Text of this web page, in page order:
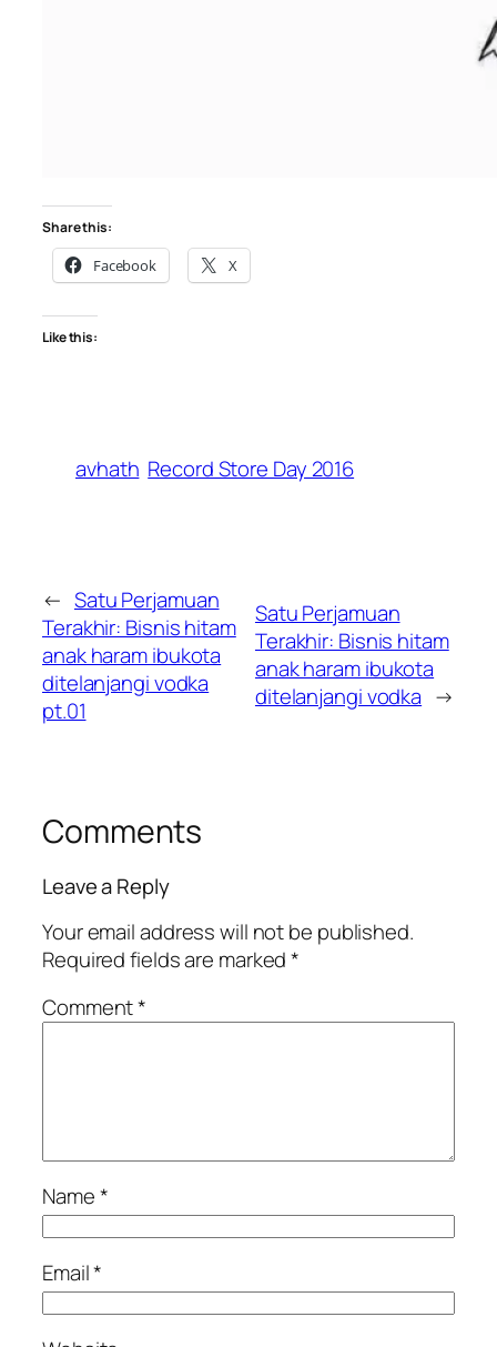
Share this:
Facebook X
Like this:
avhath Record Store Day 2016
← Satu Perjamuan
Terakhir: Bisnis hitam
anak haram ibukota
ditelanjangi vodka
pt.01
Satu Perjamuan
Terakhir: Bisnis hitam
anak haram ibukota
ditelanjangi vodka →
Comments
Leave a Reply
Your email address will not be published.
Required fields are marked*
Comment*
Name*
Email*